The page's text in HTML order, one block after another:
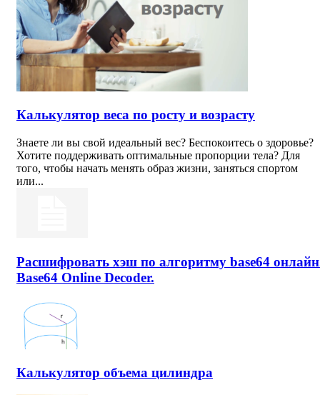
Калькулятор веса по росту и возрасту
Знаете ли вы свой идеальный вес? Беспокоитесь о здоровье?
Хотите поддерживать оптимальные пропорции тела? Для
того, чтобы начать менять образ жизни, заняться спортом
или...
Расшифровать хэш по алгоритму base64
Base64 Online Decoder.
Калькулятор объема цилиндра